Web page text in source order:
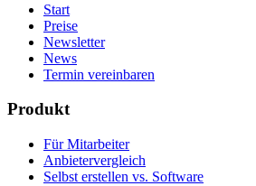
Start
Preise
Newsletter
News
Termin vereinbaren
Produkt
Für Mitarbeiter
Anbietervergleich
Selbst erstellen vs. Software